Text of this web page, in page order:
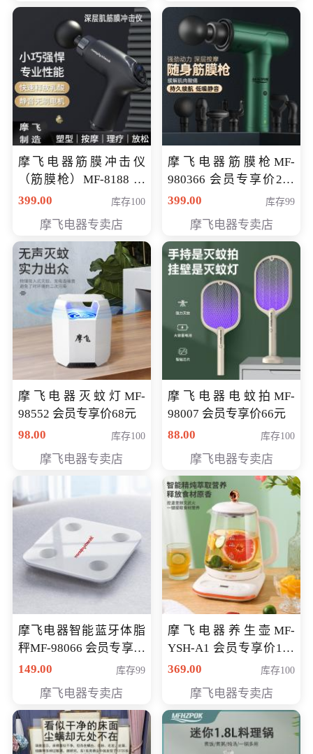
摩飞电器筋膜冲击仪
（筋膜枪）MF-8188 会
员专享价268元
399.00 库存100
摩飞电器专卖店
摩飞电器筋膜枪MF-
980366 会员专享价299
元
399.00 库存99
摩飞电器专卖店
摩飞电器灭蚊灯MF-
98552 会员专享价68元
98.00
库存100
摩飞电器专卖店
摩飞电器电蚊拍MF-
98007 会员专享价66元
88.00
库存100
摩飞电器专卖店
摩飞电器智能蓝牙体脂
秤MF-98066 会员专享价
98元
149.00 库存99
摩飞电器专卖店
摩飞电器养生壶MF-
YSH-A1 会员专享价198
元
369.00 库存100
摩飞电器专卖店